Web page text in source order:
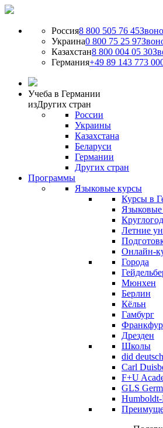
Россия8 800 505 76 45
Украина0 800 75 25 97
Казахстан8 800 004 05 30
Германия+49 89 143 773
Учеба в Германии
изДругих стран
России
Украины
Казахстана
Беларуси
Германии
Других стран
Программы
Языковые курсы
Курсы в
Языковые
Летние
Онлайн-
Города
Мюнхен
Берлин
Кёльн
Гамбург
Дрезден
Школы
did
Carl
F+U
GLS